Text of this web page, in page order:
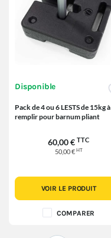
Disponible
Pack de 4 ou 6 LESTS de 15kg à
remplir pour barnum pliant
60,00 € TTC
50,00 € HT
VOIR LE PRODUIT
COMPARER